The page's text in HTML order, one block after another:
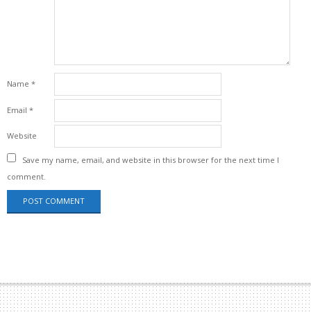
Name *
Email *
Website
Save my name, email, and website in this browser for the next time I
comment.